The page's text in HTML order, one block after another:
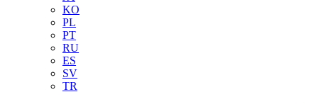
KO
PL
PT
RU
ES
SV
TR